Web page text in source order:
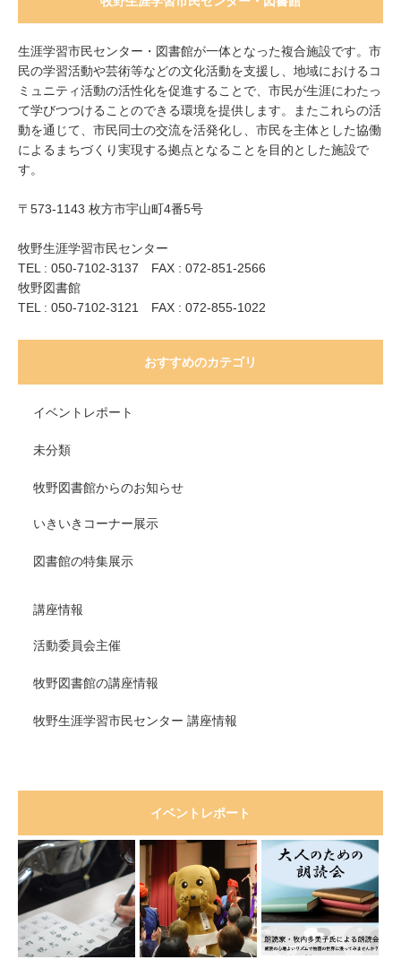
生涯学習市民センター・図書館が一体となった複合施設です。市
民の学習活動や芸術等などの文化活動を支援し、地域におけるコ
ミュニティ活動の活性化を促進することで、市民が生涯にわたっ
て学びつつけることのできる環境を提供します。またこれらの活
動を通じて、市民同士の交流を活発化し、市民を主体とした協働
によるまちづくり実現する拠点となることを目的とした施設で
す。
〒573-1143 枚方市宇山町4番5号
牧野生涯学習市民センター
TEL : 050-7102-3137 FAX : 072-851-2566
牧野図書館
TEL : 050-7102-3121 FAX : 072-855-1022
おすすめのカテゴリ
イベントレポート
未分類
牧野図書館からのお知らせ
いきいきコーナー展示
図書館の特集展示
講座情報
活動委員会主催
牧野図書館の講座情報
牧野生涯学習市民センター 講座情報
イベントレポート